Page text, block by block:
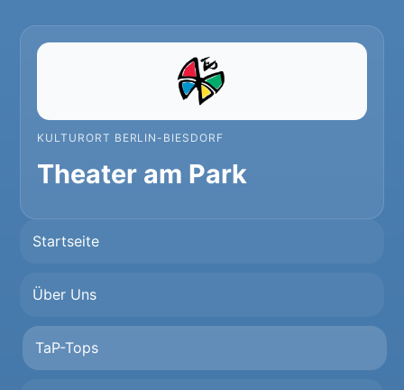
KULTURORT BERLIN-BIESDORF
Theater am Park
Startseite
Über Uns
TaP-Tops